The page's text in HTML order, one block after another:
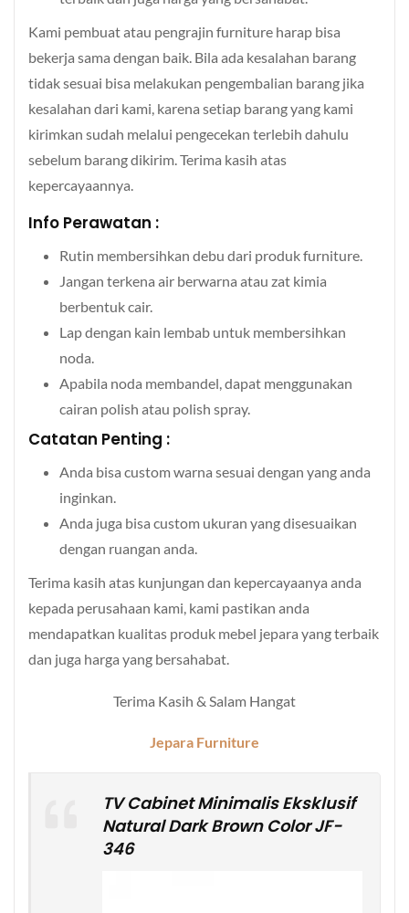
Kami pembuat atau pengrajin furniture harap bisa
bekerja sama dengan baik. Bila ada kesalahan barang
tidak sesuai bisa melakukan pengembalian barang jika
kesalahan dari kami, karena setiap barang yang kami
kirimkan sudah melalui pengecekan terlebih dahulu
sebelum barang dikirim. Terima kasih atas
kepercayaannya.
Info Perawatan :
Rutin membersihkan debu dari produk furniture.
Jangan terkena air berwarna atau zat kimia
berbentuk cair.
Lap dengan kain lembab untuk membersihkan
noda.
Apabila noda membandel, dapat menggunakan
cairan polish atau polish spray.
Catatan Penting :
Anda bisa custom warna sesuai dengan yang anda
inginkan.
Anda juga bisa custom ukuran yang disesuaikan
dengan ruangan anda.
Terima kasih atas kunjungan dan kepercayaanya anda
kepada perusahaan kami, kami pastikan anda
mendapatkan kualitas produk mebel jepara yang terbaik
dan juga harga yang bersahabat.
Terima Kasih & Salam Hangat
Jepara Furniture
TV Cabinet Minimalis Eksklusif
Natural Dark Brown Color JF-
346